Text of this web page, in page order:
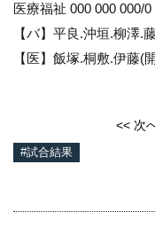
医療福祉 000 000 000/0
【バ】平良.沖垣.柳澤.
【医】飯塚.桐敷.伊藤(
<< 次
#試合結果